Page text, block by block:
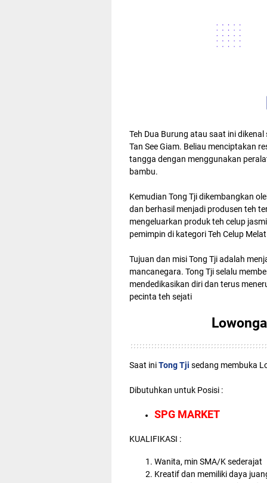
Teh Dua Burung atau saat ini
Tan See Giam. Beliau menciptakan
tangga dengan menggunakan
bambu.
Kemudian Tong Tji dikembangkan
dan berhasil menjadi produsen teh
mengeluarkan produk teh celup
pemimpin di kategori Teh Celup
Tujuan dan misi Tong Tji adalah
mancanegara. Tong Tji selalu
mendedikasikan diri dan terus
pecinta teh sejati
Saat iniTong Tji sedang membuka
Dibutuhkan untuk Posisi :
SPG MARKET
KUALIFIKASI :
Wanita, min SMA/K sederajat
Kreatif dan memiliki daya